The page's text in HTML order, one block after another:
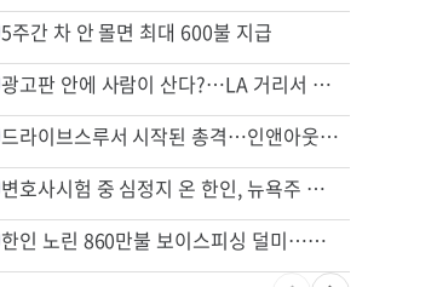
5주간 차 안 몰면 최대 600불 지급
광고판 안에 사람이 산다?…LA 거리서 화제
드라이브스루서 시작된 총격…인앤아웃 참사 영상 공개
변호사시험 중 심정지 온 한인, 뉴욕주 제소
한인 노린 860만불 보이스피싱 덜미…영사관·한국 검찰 사칭